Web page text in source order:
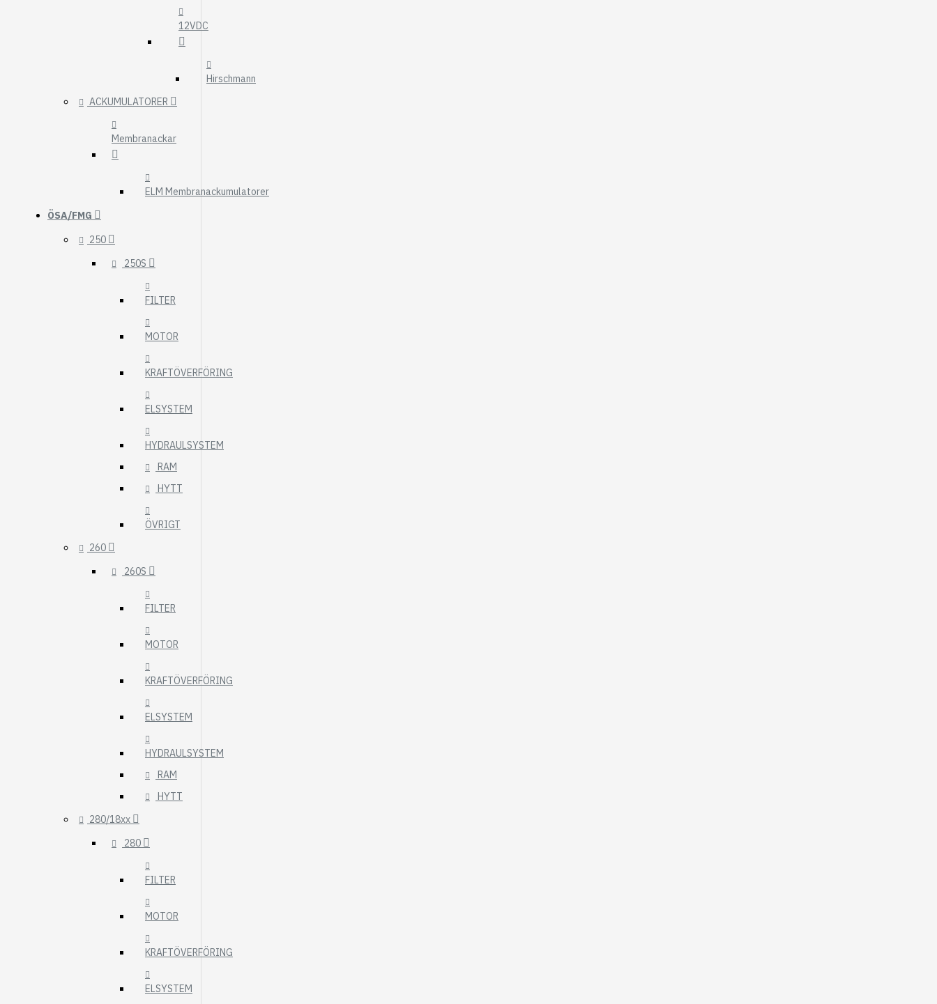
12VDC
Hirschmann
ACKUMULATORER
Membranackar
ELM Membranackumulatorer
ÖSA/FMG
250
250S
FILTER
MOTOR
KRAFTÖVERFÖRING
ELSYSTEM
HYDRAULSYSTEM
RAM
HYTT
ÖVRIGT
260
260S
FILTER
MOTOR
KRAFTÖVERFÖRING
ELSYSTEM
HYDRAULSYSTEM
RAM
HYTT
280/18xx
280
FILTER
MOTOR
KRAFTÖVERFÖRING
ELSYSTEM